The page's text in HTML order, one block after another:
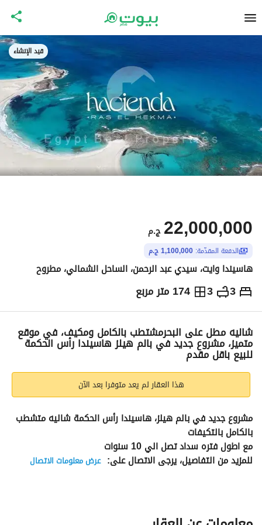
قيد الإنشاء
ج.م 22,000,000
الدفعة المقدّمة: 1,100,000 ج.م
هاسيندا وايت، سيدي عبد الرحمن، الساحل الشمالي، مطروح
3
3 174 متر مربع ج.م22,000,000
الاماكن القريبة
شاليه مطل على البحرمشتطب بالكامل ومكيف، في موقع
متميز، مشروع جديد في بالم هيلز هاسيندا رأس الحكمة
للبيع باقل مقدم
هذا العقار لم يعد متوفرا بعد الآن
بالكامل بالتكيفات
مع اطول فتره سداد تصل الي 10 سنوات
للمزيد من التفاصيل، يرجى الاتصال على: عرض معلومات الاتصال